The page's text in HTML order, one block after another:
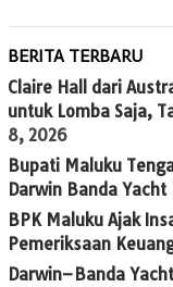
BERITA TERBARU
Claire Hall dari
untuk Lomba Saja,
8, 2026
Bupati Maluku
Darwin Banda Yacht
BPK Maluku Ajak
Pemeriksaan
Darwin–Banda